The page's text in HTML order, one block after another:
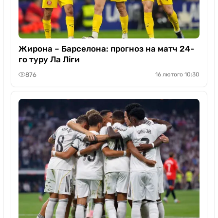
Жирона – Барселона: прогноз на матч 24-
го туру Ла Ліги
876 16 лютого 10:30